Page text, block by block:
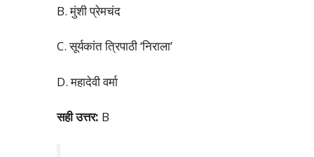
B. मुंशी प्रेमचंद
C. सूर्यकांत त्रिपाठी ‘निराला’
D. महादेवी वर्मा
सही उत्तर: B